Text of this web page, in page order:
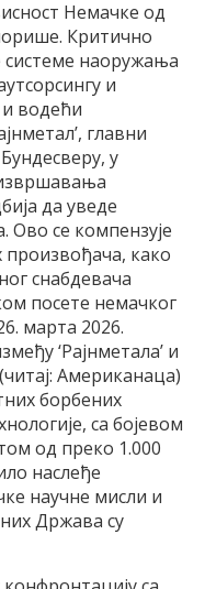
Немачке од
Критично
наоружања
и
и водећи
главни
у
да уведе
се компензује
како
снабдевача
посете немачког
марта 2026.
‘Рајнметала’ и
(читај: Американаца)
борбених
са бојевом
од преко 1.000
наслеђе
научне мисли и
Држава су